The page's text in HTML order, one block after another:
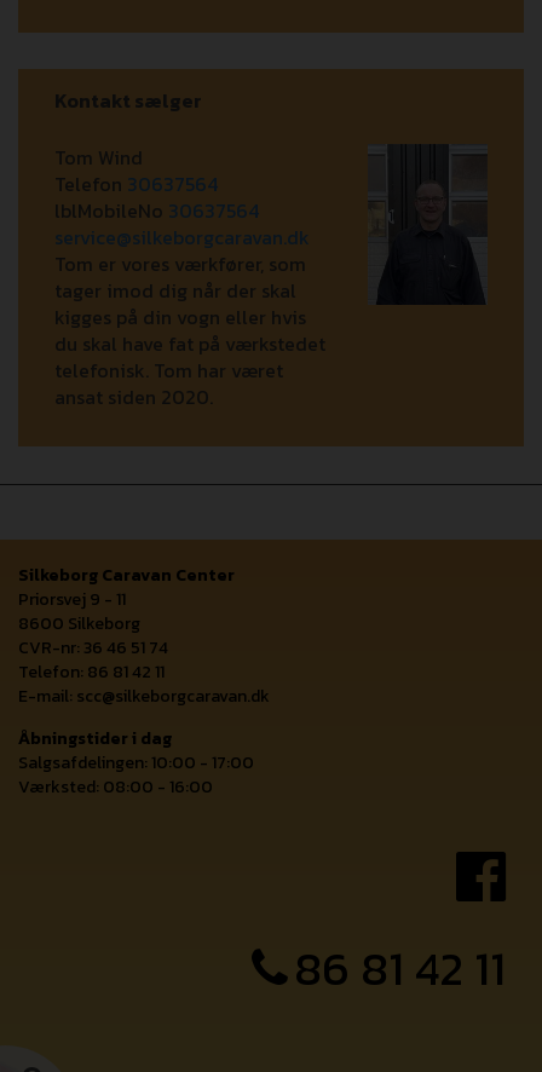
Kontakt sælger
Tom Wind
Telefon 30637564
lblMobileNo 30637564
service@silkeborgcaravan.dk
Tom er vores værkfører, som
tager imod dig når der skal
kigges på din vogn eller hvis
du skal have fat på værkstedet
telefonisk. Tom har været
ansat siden 2020.
Silkeborg Caravan Center
Priorsvej 9 - 11
8600 Silkeborg
CVR-nr: 36 46 51 74
Telefon: 86 81 42 11
E-mail: scc@silkeborgcaravan.dk
Åbningstider i dag
Salgsafdelingen: 10:00 - 17:00
Værksted: 08:00 - 16:00
86 81 42 11